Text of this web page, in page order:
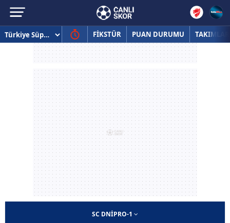
FİKSTÜR PUAN DURUMU TAKIMLAR
SC DNIPRO-1